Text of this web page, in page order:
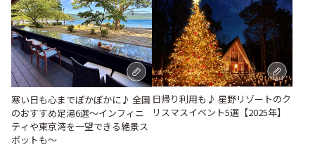
寒い日も心までぽかぽかに♪ 全国
のおすすめ足湯6選～インフィニ
ティや東京湾を一望できる絶景ス
ポットも～
日帰り利用も♪ 星野リゾートのク
リスマスイベント5選【2025年】